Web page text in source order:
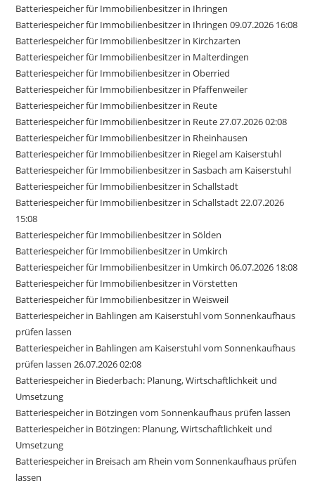
Batteriespeicher für Immobilienbesitzer in Ihringen
Batteriespeicher für Immobilienbesitzer in Ihringen 09.07.2026 16:08
Batteriespeicher für Immobilienbesitzer in Kirchzarten
Batteriespeicher für Immobilienbesitzer in Malterdingen
Batteriespeicher für Immobilienbesitzer in Oberried
Batteriespeicher für Immobilienbesitzer in Pfaffenweiler
Batteriespeicher für Immobilienbesitzer in Reute
Batteriespeicher für Immobilienbesitzer in Reute 27.07.2026 02:08
Batteriespeicher für Immobilienbesitzer in Rheinhausen
Batteriespeicher für Immobilienbesitzer in Riegel am Kaiserstuhl
Batteriespeicher für Immobilienbesitzer in Sasbach am Kaiserstuhl
Batteriespeicher für Immobilienbesitzer in Schallstadt
Batteriespeicher für Immobilienbesitzer in Schallstadt 22.07.2026
15:08
Batteriespeicher für Immobilienbesitzer in Sölden
Batteriespeicher für Immobilienbesitzer in Umkirch
Batteriespeicher für Immobilienbesitzer in Umkirch 06.07.2026 18:08
Batteriespeicher für Immobilienbesitzer in Vörstetten
Batteriespeicher für Immobilienbesitzer in Weisweil
Batteriespeicher in Bahlingen am Kaiserstuhl vom Sonnenkaufhaus
prüfen lassen
Batteriespeicher in Bahlingen am Kaiserstuhl vom Sonnenkaufhaus
prüfen lassen 26.07.2026 02:08
Batteriespeicher in Biederbach: Planung, Wirtschaftlichkeit und
Umsetzung
Batteriespeicher in Bötzingen vom Sonnenkaufhaus prüfen lassen
Batteriespeicher in Bötzingen: Planung, Wirtschaftlichkeit und
Umsetzung
Batteriespeicher in Breisach am Rhein vom Sonnenkaufhaus prüfen
lassen